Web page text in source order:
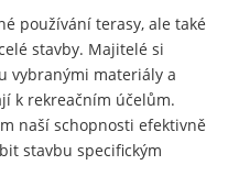
používání terasy, ale také
stavby. Majitelé si
vybranými materiály a
k rekreačním účelům.
naší schopnosti efektivně
stavbu specifickým